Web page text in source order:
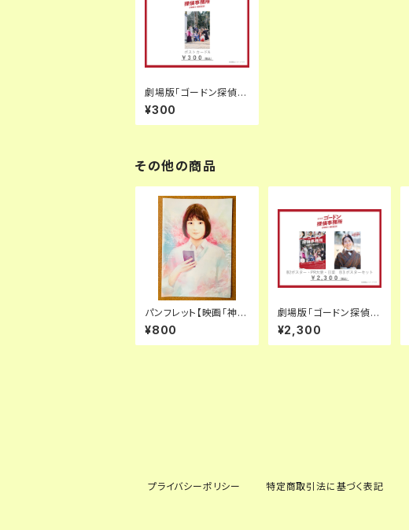
劇場版「ゴードン探偵事
務所エピソード2 NOW
ON AIR」ポストカードA
¥300
その他の商品
パンフレット【映画「神の
発明。悪魔の発明。」】
¥800
劇場版「ゴードン探偵事
務所エピソード2 NOW
ON AIR」ポスターセット
¥2,300
プライバシーポリシー 特定商取引法に基づく表記